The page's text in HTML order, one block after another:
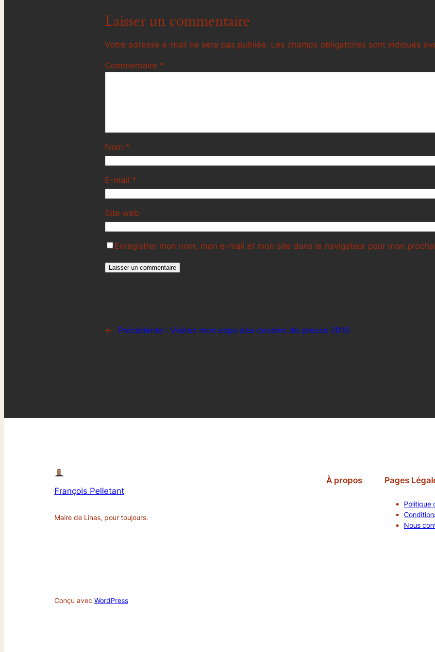
Laisser un commentaire
Votre adresse e-mail ne sera pas publiée. Les champs obligatoires sont indiqués
Commentaire *
Nom *
E-mail *
Site web
Enregistrer mon nom, mon e-mail et mon site dans le navigateur pour mon
← Précédente : Visitez mon expo des dessins de presse 2016
François Pelletant
Maire de Linas, pour toujours.
À propos Pages
Politique
Nous
Conçu avec WordPress